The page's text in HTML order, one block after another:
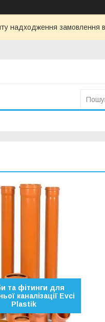
надходження замовлення в
та фітинги для
каналізації Evci
Plastik